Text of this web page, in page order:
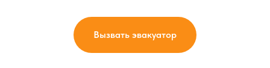
Вызвать эвакуатор